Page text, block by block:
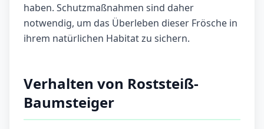
haben. Schutzmaßnahmen sind daher
notwendig, um das Überleben dieser Frösche in
ihrem natürlichen Habitat zu sichern.
Verhalten von Roststeiß-
Baumsteiger